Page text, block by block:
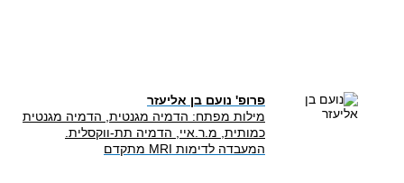
פרופ' נועם בן אליעזר
מילות מפתח: הדמיה מגנטית, הדמיה מגנטית
כמותית, מ.ר.איי, הדמיה תת-ווקסלית.​
המעבדה לדימות MRI מתקדם